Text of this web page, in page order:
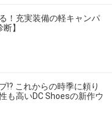
！充実装備の軽キャンパ
】
!? これからの時季に頼り
も高いDC Shoesの新作ウ